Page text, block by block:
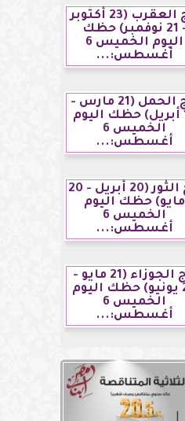
برج العقرب (23 أكتوبر
- 21 نوفمبر) حظك
اليوم الخميس 6
أغسطس:...
برج الحمل (21 مارس -
19 أبريل) حظك اليوم
الخميس 6
أغسطس:...
برج الثور (20 أبريل - 20
مايو) حظك اليوم
الخميس 6
أغسطس:...
برج الجوزاء (21 مايو -
20 يونيو) حظك اليوم
الخميس 6
أغسطس:...